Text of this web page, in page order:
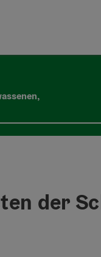
,
der